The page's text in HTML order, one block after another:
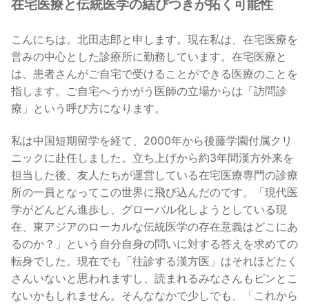
在宅医療と伝統医学の結びつきが拓く可能性
こんにちは。北田志郎と申します。現在私は、在宅医療を
営みの中心とした診療所に勤務しています。在宅医療と
は、患者さんがご自宅で受けることができる医療のことを
指します。ご自宅へうかがう医師の立場からは「訪問診
療」という呼び方になります。
私は中国短期留学を経て、2000年から後藤学園付属クリ
ニックに赴任しました。立ち上げから約3年間漢方外来を
担当した後、友人たちが運営している在宅医療専門の診療
所の一員となってこの世界に飛び込んだのです。「現代医
学がどんどん進歩し、グローバル化しようとしている現
在、東アジアのローカルな伝統医学の存在意義はどこにあ
るのか？」という自分自身の問いに対する答えを求めての
転身でした。現在でも「往診する漢方医」はそれほどたく
さんいないと思われますし、読まれるみなさんもピンとこ
ないかもしれません。そんななかで少しでも、「これから